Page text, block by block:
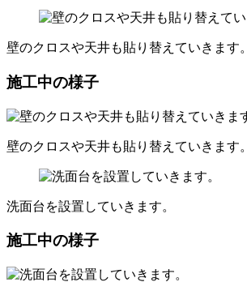
壁のクロスや天井も貼り替えていきます。
施工中の様子
壁のクロスや天井も貼り替えていきます。
洗面台を設置していきます。
施工中の様子